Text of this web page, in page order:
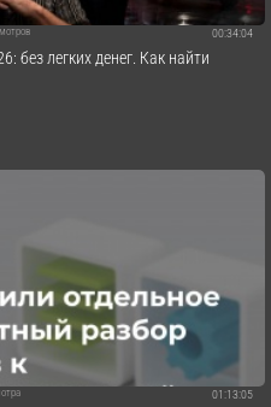
00:34:04
без легких денег. Как найти
01:13:05